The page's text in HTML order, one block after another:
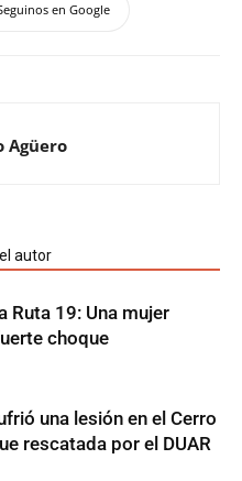
en Google
Agüero
autor
Ruta 19: Una mujer
choque
una lesión en el Cerro
rescatada por el DUAR